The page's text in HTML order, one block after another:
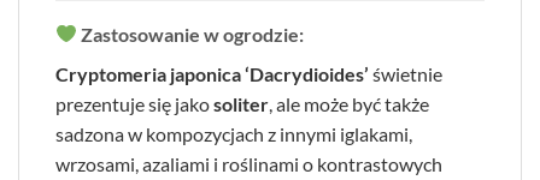
Zastosowanie w ogrodzie:
Cryptomeria japonica ‘Dacrydioides’ świetnie
prezentuje się jakosoliter, ale może być także
sadzona w kompozycjach z innymi iglakami,
wrzosami, azaliami i roślinami o kontrastowych